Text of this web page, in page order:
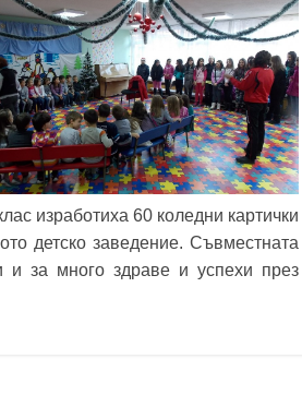
изработиха 60 коледни картички
детско заведение. Съвместната
и за много здраве и успехи през